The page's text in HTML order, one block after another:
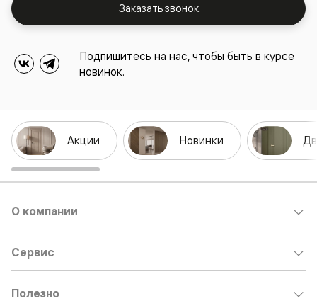
Заказать звонок
Подпишитесь на нас, чтобы быть в курсе
новинок.
Акции Новинки
О компании
Сервис
Полезно